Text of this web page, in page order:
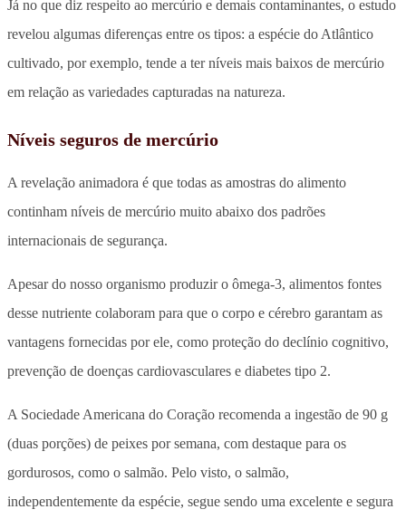
Já no que diz respeito ao mercúrio e demais contaminantes, o estudo
revelou algumas diferenças entre os tipos: a espécie do Atlântico
cultivado, por exemplo, tende a ter níveis mais baixos de mercúrio
em relação as variedades capturadas na natureza.
Níveis seguros de mercúrio
A revelação animadora é que todas as amostras do alimento
continham níveis de mercúrio muito abaixo dos padrões
internacionais de segurança.
Apesar do nosso organismo produzir o ômega-3, alimentos fontes
desse nutriente colaboram para que o corpo e cérebro garantam as
vantagens fornecidas por ele, como proteção do declínio cognitivo,
prevenção de doenças cardiovasculares e diabetes tipo 2.
A Sociedade Americana do Coração recomenda a ingestão de 90 g
(duas porções) de peixes por semana, com destaque para os
gordurosos, como o salmão. Pelo visto, o salmão,
independentemente da espécie, segue sendo uma excelente e segura